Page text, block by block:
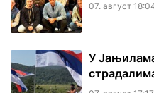
07. август
У